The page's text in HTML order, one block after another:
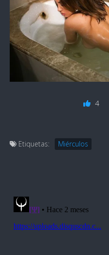
4
Etiquetas: Miérculos